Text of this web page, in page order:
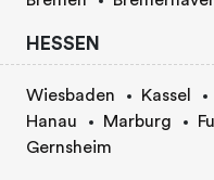
HESSEN
Wiesbaden Kassel
Hanau
Marburg
Gernsheim